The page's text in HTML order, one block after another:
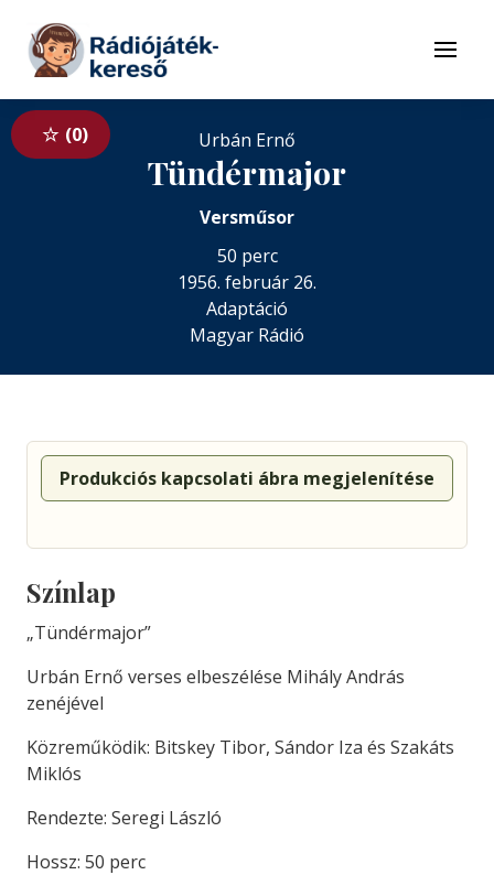
Tovább a tartalomhoz
Menü
0 Urbán Ernő
Tündérmajor
Versműsor
50 perc
1956. február 26.
Adaptáció
Magyar Rádió
Produkciós kapcsolati ábra megjelenítése
Színlap
„Tündérmajor”
Urbán Ernő verses elbeszélése Mihály András
zenéjével
Közreműködik: Bitskey Tibor, Sándor Iza és Szakáts
Miklós
Rendezte: Seregi László
Hossz: 50 perc